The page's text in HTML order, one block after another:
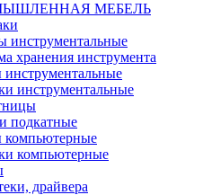
МЕБЕЛЬ
хранения инструмента
инструментальные
подкатные
компьютерные
компьютерные
драйвера